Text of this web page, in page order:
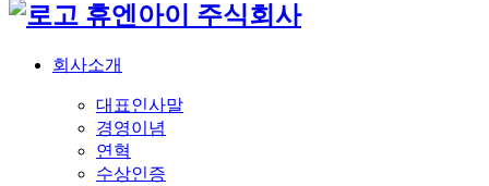
휴엔아이 주식회사
회사소개
대표인사말
경영이념
연혁
수상인증